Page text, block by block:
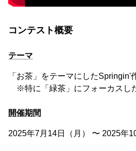
コンテスト概要
テーマ
「お茶」をテーマにしたSpringin'
※特に「緑茶」にフォーカスし
開催期間
2025年7月14日（月） 〜 2025年